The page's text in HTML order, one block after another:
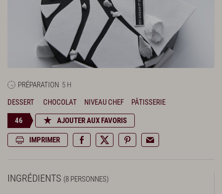
PRÉPARATION 5 H
DESSERT
CHOCOLAT NIVEAU CHEF PÂTISSERIE
46 AJOUTER AUX FAVORIS
IMPRIMER
INGRÉDIENTS (8 PERSONNES)